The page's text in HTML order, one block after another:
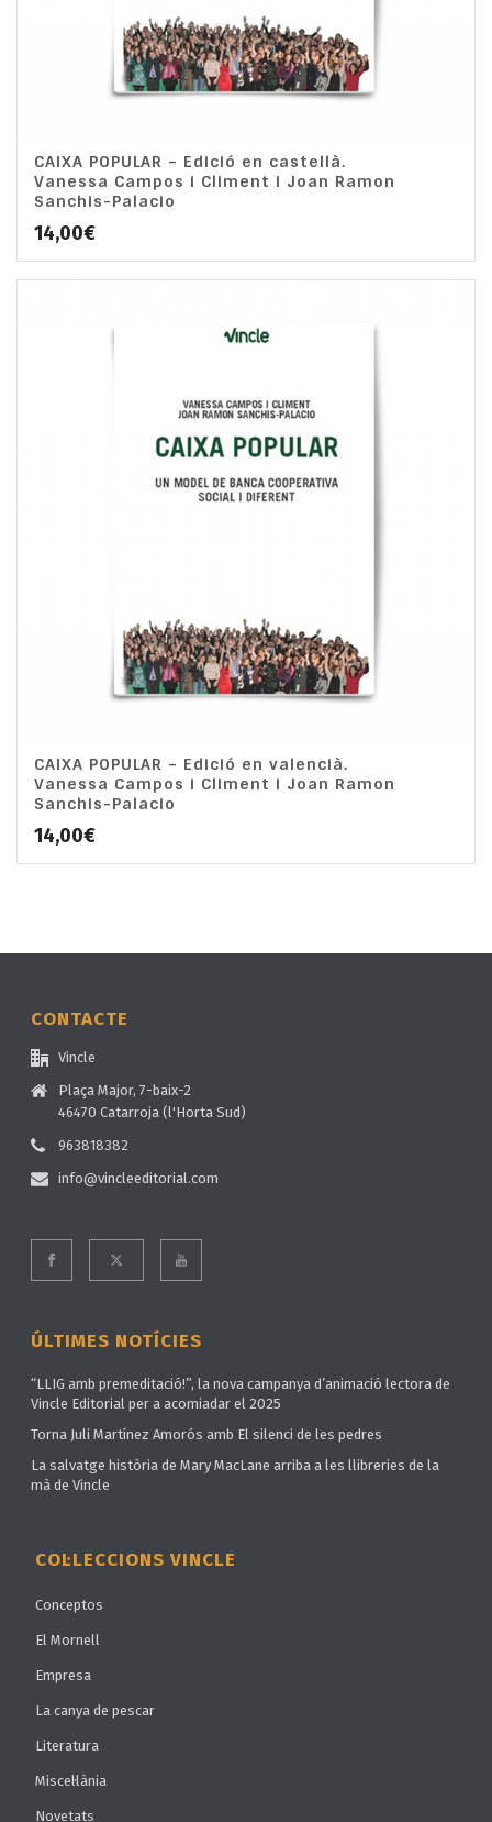
CAIXA POPULAR – Edició en castellà.
Vanessa Campos i Climent i Joan Ramon
Sanchis-Palacio
14,00€
CAIXA POPULAR – Edició en valencià.
Vanessa Campos i Climent i Joan Ramon
Sanchis-Palacio
14,00€
CONTACTE
Vincle
Plaça Major, 7-baix-2
46470 Catarroja (l'Horta Sud)
963818382
info@vincleeditorial.com
ÚLTIMES NOTÍCIES
“LLIG amb premeditació!”, la nova campanya d’animació lectora de
Vincle Editorial per a acomiadar el 2025
Torna Juli Martínez Amorós amb El silenci de les pedres
La salvatge història de Mary MacLane arriba a les llibreries de la
mà de Vincle
COL·LECCIONS VINCLE
Conceptos
El Mornell
Empresa
La canya de pescar
Literatura
Miscel·lània
Novetats